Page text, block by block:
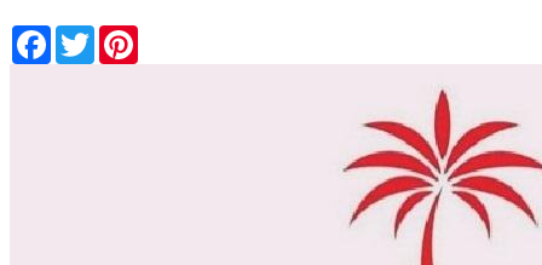
Facebook
Twitter